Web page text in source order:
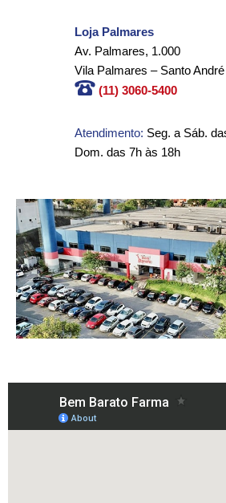
Loja Palmares
Av. Palmares, 1.000
Vila Palmares – Santo
(11) 3060-5400
Atendimento: Seg. a Sáb.
Dom. das 7h às 18h